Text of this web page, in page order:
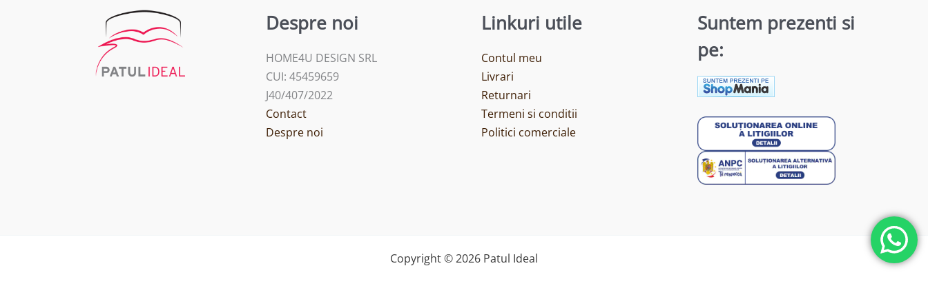
Despre noi
HOME4U DESIGN SRL
CUI: 45459659
J40/407/2022
Contact
Despre noi
Linkuri utile
Contul meu
Livrari
Returnari
Termeni si conditii
Politici comerciale
Suntem prezenti si
pe:
Copyright © 2026 Patul Ideal